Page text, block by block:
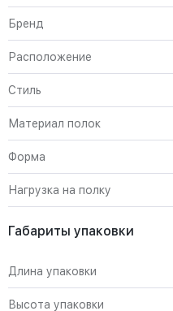
Бренд
Расположение
Стиль
Материал полок
Форма
Нагрузка на полку
Габариты упаковки
Длина упаковки
Высота упаковки